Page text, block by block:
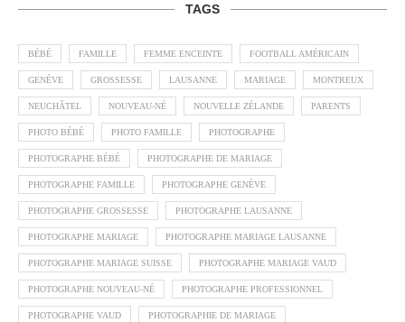
TAGS
BÉBÉ FAMILLE FEMME ENCEINTE FOOTBALL AMÉRICAIN
GENÈVE GROSSESSE LAUSANNE MARIAGE MONTREUX
NEUCHÂTEL NOUVEAU-NÉ NOUVELLE ZÉLANDE PARENTS
PHOTO BÉBÉ PHOTO FAMILLE PHOTOGRAPHE
PHOTOGRAPHE BÉBÉ PHOTOGRAPHE DE MARIAGE
PHOTOGRAPHE FAMILLE PHOTOGRAPHE GENÈVE
PHOTOGRAPHE GROSSESSE PHOTOGRAPHE LAUSANNE
PHOTOGRAPHE MARIAGE PHOTOGRAPHE MARIAGE LAUSANNE
PHOTOGRAPHE MARIAGE SUISSE PHOTOGRAPHE MARIAGE VAUD
PHOTOGRAPHE NOUVEAU-NÉ PHOTOGRAPHE PROFESSIONNEL
PHOTOGRAPHE VAUD PHOTOGRAPHIE DE MARIAGE